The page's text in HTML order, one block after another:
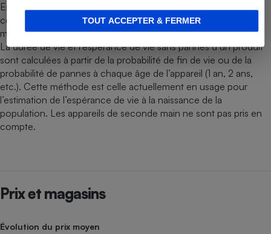
TOUT ACCEPTER & FERMER
En février 2025, une enquête a été réalisée auprès de 12 470
consommateurs européens pour connaître la fiabilité des
marques de fers à repasser.
La durée de vie et l’espérance de vie sans pannes d’un produit
sont calculées à partir de la probabilité de fin de vie ou de la
probabilité de pannes à chaque âge de l’appareil (1 an, 2 ans,
etc.). Cette méthode est celle actuellement en usage pour
l’estimation de l’espérance de vie à la naissance de la
population. Les appareils de seconde main ne sont pas pris en
compte.
Prix et magasins
Évolution du prix moyen